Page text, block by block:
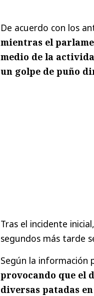
De acuerdo con los
mientras el
medio de la
un golpe de puño
Tras el incidente
segundos más tarde
Según la información
provocando que el
diversas patadas